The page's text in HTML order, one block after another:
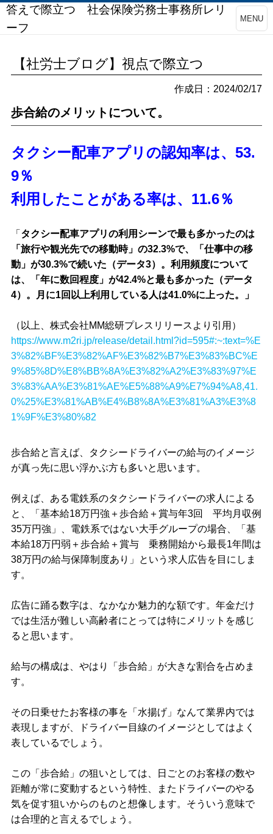
答えで際立つ 社会保険労務士事務所レリ
ーフ
MENU
【社労士ブログ】視点で際立つ
作成日：2024/02/17
歩合給のメリットについて。
タクシー配車アプリの認知率は、53.
9％
利用したことがある率は、11.6％
「 タクシー配車アプリの利用シーンで最も多かったのは
「旅行や観光先での移動時」の32.3%で、「仕事中の移
動」が30.3%で続いた（データ3）。利用頻度について
は、「年に数回程度」が42.4%と最も多かった（データ
4）。月に1回以上利用している人は41.0%に上った。」
（以上、株式会社MM総研プレスリリースより引用）
https://www.m2ri.jp/release/detail.html?id=595#:~:text=%E
3%82%BF%E3%82%AF%E3%82%B7%E3%83%BC%E
9%85%8D%E8%BB%8A%E3%82%A2%E3%83%97%E
3%83%AA%E3%81%AE%E5%88%A9%E7%94%A8,41.
0%25%E3%81%AB%E4%B8%8A%E3%81%A3%E3%8
1%9F%E3%80%82
歩合給と言えば、タクシードライバーの給与のイメージ
が真っ先に思い浮かぶ方も多いと思います。
例えば、ある電鉄系のタクシードライバーの求人による
と、「基本給18万円強＋歩合給＋賞与年3回 平均月収例
35万円強」、電鉄系ではない大手グループの場合、「基
本給18万円弱＋歩合給＋賞与 乗務開始から最長1年間は
38万円の給与保障制度あり」という求人広告を目にしま
す。
広告に踊る数字は、なかなか魅力的な額です。年金だけ
では生活が難しい高齢者にとっては特にメリットを感じ
ると思います。
給与の構成は、やはり「歩合給」が大きな割合を占めま
す。
その日乗せたお客様の事を「水揚げ」なんて業界内では
表現しますが、ドライバー目線のイメージとしてはよく
表しているでしょう。
この「歩合給」の狙いとしては、日ごとのお客様の数や
距離が常に変動するという特性、またドライバーのやる
気を促す狙いからのものと想像します。そういう意味で
は合理的と言えるでしょう。